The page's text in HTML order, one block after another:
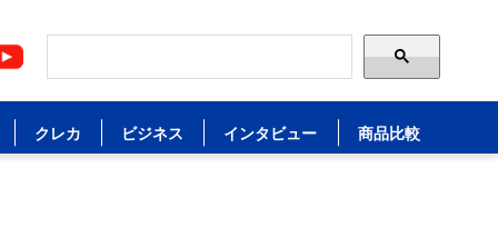
クレカ ビジネス インタビュー 商品比較